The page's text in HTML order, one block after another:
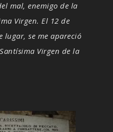
mal, enemigo de la
Virgen. El 12 de
lugar, se me apareció
Virgen de la